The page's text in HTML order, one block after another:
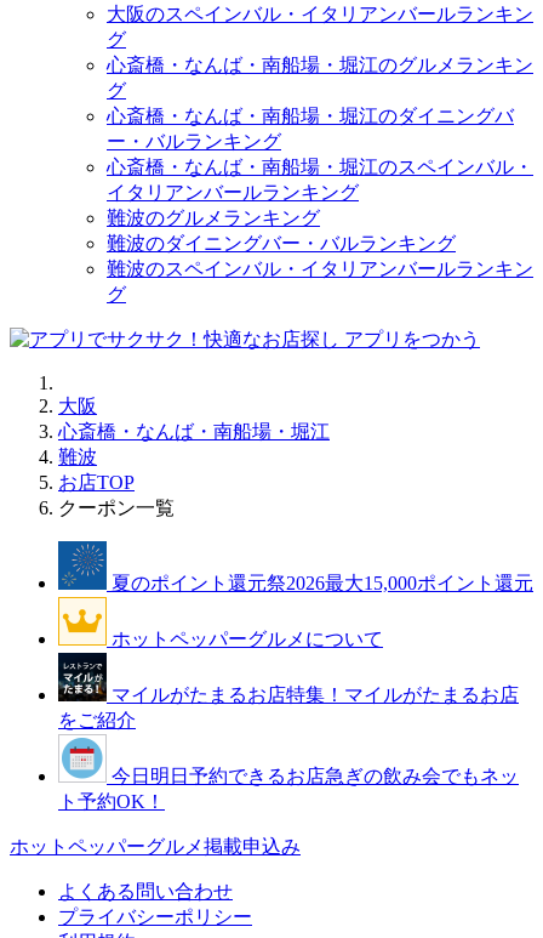
大阪のスペインバル・イタリアンバールランキン
グ
心斎橋・なんば・南船場・堀江のグルメランキン
グ
心斎橋・なんば・南船場・堀江のダイニングバ
ー・バルランキング
心斎橋・なんば・南船場・堀江のスペインバル・
イタリアンバールランキング
難波のグルメランキング
難波のダイニングバー・バルランキング
難波のスペインバル・イタリアンバールランキン
グ
大阪
心斎橋・なんば・南船場・堀江
難波
お店TOP
クーポン一覧
夏のポイント還元祭2026最大15,000ポイント還元
ホットペッパーグルメについて
マイルがたまるお店特集！ マイルがたまるお店
をご紹介
今日明日予約できるお店急ぎの飲み会でもネッ
ト予約OK！
ホットペッパーグルメ掲載申込み
よくある問い合わせ
プライバシーポリシー